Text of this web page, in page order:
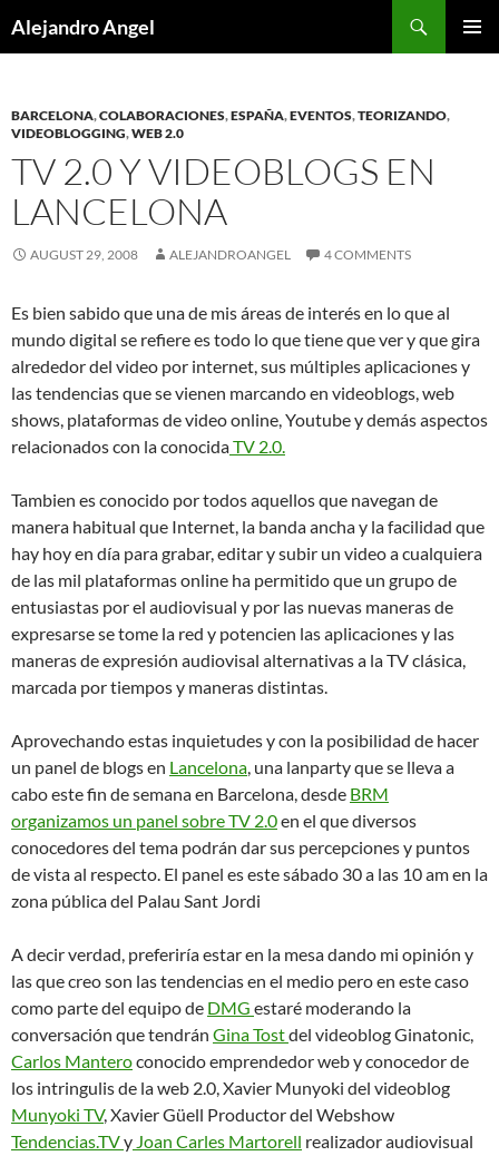
toAlejandro Angel
BARCELONA,COLABORACIONES,ESPAÑA,EVENTOS,TEORIZANDO,
VIDEOBLOGGING,WEB 2.0
TV 2.0 Y VIDEOBLOGS EN
LANCELONA
AUGUST 29, 2008 ALEJANDROANGEL 4 COMMENTS
Es bien sabido que una de mis áreas de interés en lo que al
mundo digital se refiere es todo lo que tiene que ver y que gira
alrededor del video por internet, sus múltiples aplicaciones y
las tendencias que se vienen marcando en videoblogs, web
shows, plataformas de video online, Youtube y demás aspectos
relacionados con la conocidaTV 2.0.
Tambien es conocido por todos aquellos que navegan de
manera habitual que Internet, la banda ancha y la facilidad que
hay hoy en día para grabar, editar y subir un video a cualquiera
de las mil plataformas online ha permitido que un grupo de
entusiastas por el audiovisual y por las nuevas maneras de
expresarse se tome la red y potencien las aplicaciones y las
maneras de expresión audiovisal alternativas a la TV clásica,
marcada por tiempos y maneras distintas.
Aprovechando estas inquietudes y con la posibilidad de hacer
un panel de blogs en Lancelona, una lanparty que se lleva a
cabo este fin de semana en Barcelona, desde BRM
organizamos un panel sobre TV 2.0en el que diversos
conocedores del tema podrán dar sus percepciones y puntos
de vista al respecto. El panel es este sábado 30 a las 10 am en la
zona pública del Palau Sant Jordi
A decir verdad, preferiría estar en la mesa dando mi opinión y
las que creo son las tendencias en el medio pero en este caso
como parte del equipo de DMG estaré moderando la
conversación que tendrán Gina Tostdel videoblog Ginatonic,
Carlos Manteroconocido emprendedor web y conocedor de
los intringulis de la web 2.0, Xavier Munyoki del videoblog
Munyoki TV, Xavier Güell Productor del Webshow
Tendencias.TVy Joan Carles Martorell realizador audiovisual